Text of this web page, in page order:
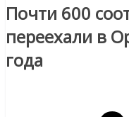
Почти 600
переехали в
года